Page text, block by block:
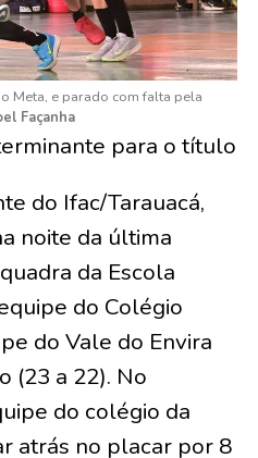
Meta, e parado com falta pela
Façanha
para o título
do Ifac/Tarauacá,
noite da última
da Escola
do Colégio
do Vale do Envira
(23 a 22). No
do colégio da
atrás no placar por 8